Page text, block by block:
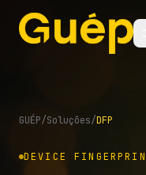
GUÉP/Soluções/DFP
DEVICE